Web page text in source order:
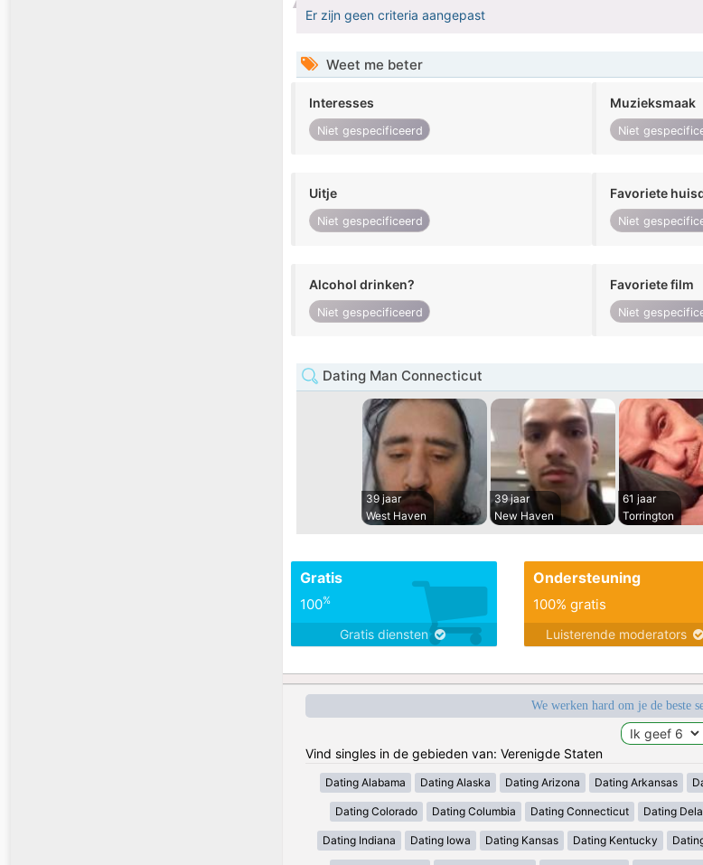
Er zijn geen criteria aangepast
Weet me beter
Interesses
Niet gespecificeerd
Muzieksmaak
Niet
Uitje
Niet gespecificeerd
Favoriete
Niet
Alcohol drinken?
Niet gespecificeerd
Favoriete film
Niet
Dating Man Connecticut
39 jaar
West Haven
39 jaar
New Haven
61 jaar
Torrington
Gratis
100%
Gratis diensten
Ondersteuning
100% gratis
Luisterende moderators
We werken hard om je de beste
Vind singles in de gebieden van: Verenigde Staten
Dating Alabama Dating Alaska Dating Arizona Dating Arkansas
Dating Colorado Dating Columbia Dating Connecticut Dating
Dating Indiana Dating Iowa Dating Kansas Dating Kentucky